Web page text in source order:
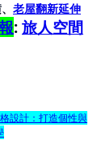
老屋翻新延伸
: 旅人空間
設計：打造個性與